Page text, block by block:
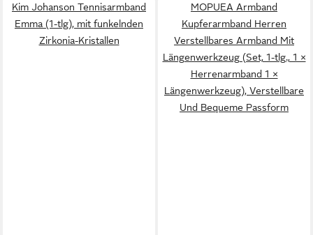
Kim Johanson Tennisarmband
Emma (1-tlg), mit funkelnden
Zirkonia-Kristallen
MOPUEA Armband
Kupferarmband Herren
Verstellbares Armband Mit
Längenwerkzeug (Set, 1-tlg., 1 ×
Herrenarmband 1 ×
Längenwerkzeug), Verstellbare
Und Bequeme Passform